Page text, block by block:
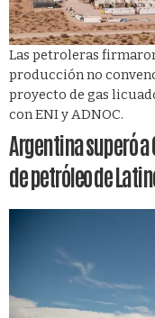
Las petroleras
producción no
proyecto de gas
con ENI y ADNOC.
Argentina superó
de petróleo de